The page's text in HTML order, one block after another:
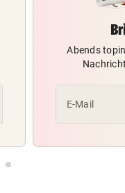
Abends
E-Mail